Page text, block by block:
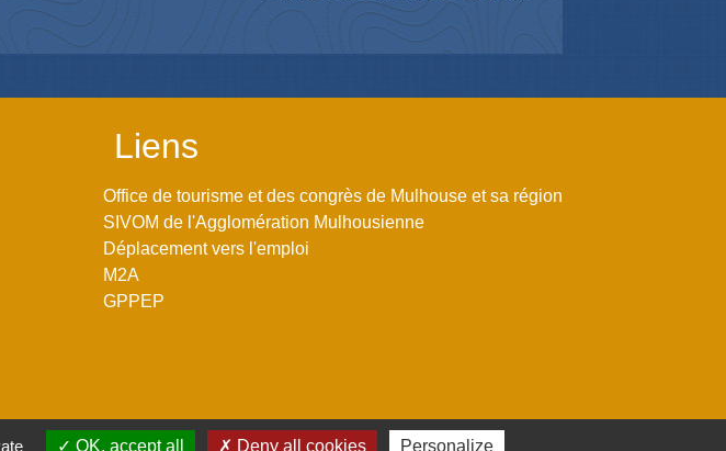
Liens
Office de tourisme et des congrès de Mulhouse et sa région
SIVOM de l'Agglomération Mulhousienne
Déplacement vers l'emploi
M2A
GPPEP
OK, accept all Deny all cookies Personalize